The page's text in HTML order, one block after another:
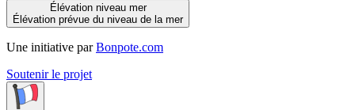
Élévation niveau mer
Élévation prévue du niveau de la mer
Une initiative par Bonpote.com
Soutenir le projet